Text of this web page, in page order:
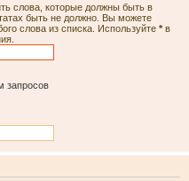
слова, которые должны быть в
быть не должно. Вы можете
слова из списка. Используйте *в
запросов